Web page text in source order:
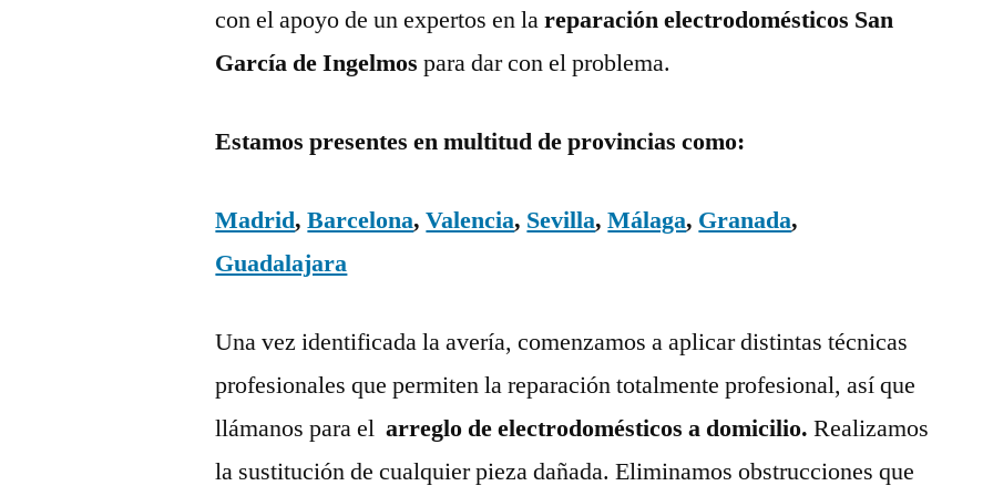
con el apoyo de un expertos en lareparación electrodomésticos San
García de Ingelmospara dar con el problema.
Estamos presentes en multitud de provincias como:
Madrid,Barcelona,Valencia, Sevilla,Málaga, Granada,
Guadalajara
Una vez identificada la avería, comenzamos a aplicar distintas técnicas
profesionales que permiten la reparación totalmente profesional, así que
llámanos para el arreglo de electrodomésticos a domicilio.Realizamos
la sustitución de cualquier pieza dañada. Eliminamos obstrucciones que